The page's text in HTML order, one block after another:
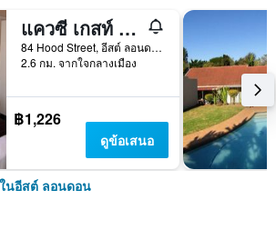
แควซี เกสท์ เฮาส์
84 Hood Street, อีสต์ ลอนดอน, อีสเทิร์น เคป, แอฟริกาใต้
2.6 กม. จากใจกลางเมือง
฿1,226
ดูข้อเสนอ
นอีสต์ ลอนดอน